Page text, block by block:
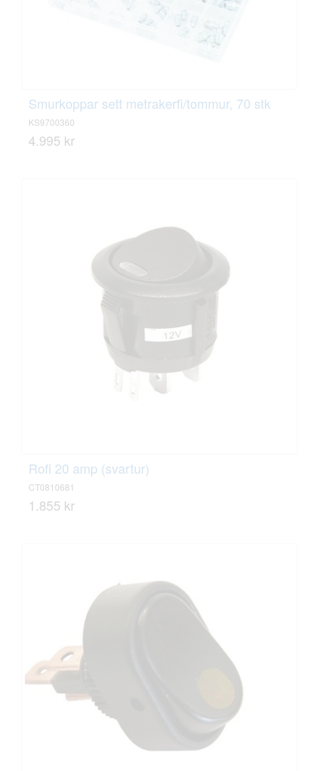
Smurkoppar sett metrakerfi/tommur, 70 stk
KS9700360
4.995 kr
Rofi 20 amp (svartur)
CT0810681
1.855 kr